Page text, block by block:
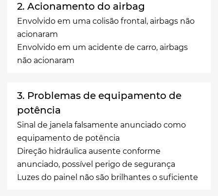
2. Acionamento do airbag
Envolvido em uma colisão frontal, airbags não
acionaram
Envolvido em um acidente de carro, airbags
não acionaram
3. Problemas de equipamento de
potência
Sinal de janela falsamente anunciado como
equipamento de potência
Direção hidráulica ausente conforme
anunciado, possível perigo de segurança
Luzes do painel não são brilhantes o suficiente